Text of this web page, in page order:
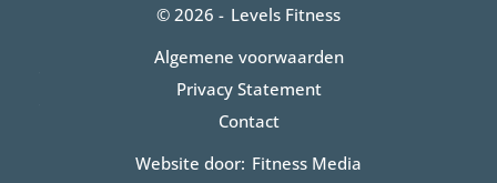
© 2026 - Levels Fitness
Algemene voorwaarden
Privacy Statement
Contact
Website door: Fitness Media